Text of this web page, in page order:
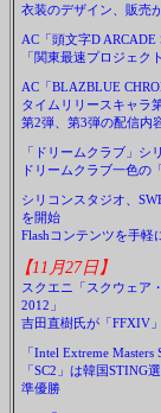
衣装のデザイン、販売
AC「頭文字D
「関東最速プロジェク
AC「BLAZBLUE
タイムリリースキャラ
第2弾、第3弾の配信内
「ドリームクラブ」シ
ドリームクラブ一色の
シリコンスタジオ、
を開始
Flashコンテンツを手
【11月27日】
スクエニ「スクウェア
2012」
吉田直樹氏が「FFXIV
「Intel Extreme
「SC2」は韓国STING
準優勝